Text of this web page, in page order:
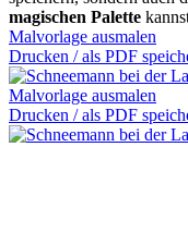
magischen Palette
Malvorlage ausmalen
Drucken / als PDF
Malvorlage ausmalen
Drucken / als PDF